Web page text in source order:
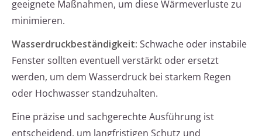
geeignete Maßnahmen, um diese Wärmeverluste zu
minimieren.
Wasserdruckbeständigkeit: Schwache oder instabile
Fenster sollten eventuell verstärkt oder ersetzt
werden, um dem Wasserdruck bei starkem Regen
oder Hochwasser standzuhalten.
Eine präzise und sachgerechte Ausführung ist
entscheidend, um langfristigen Schutz und